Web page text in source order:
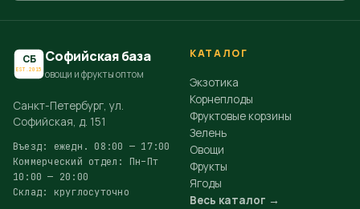
СБ
EST.2015
Софийская база
овощи и фрукты оптом
Санкт-Петербург, ул.
Софийская, д. 151
Въезд: ежедн. 08:00 — 17:00
Коммерческий отдел: Пн–Пт
10:00 — 20:00
Склад: круглосуточно
КАТАЛОГ
Экзотика
Корнеплоды
Фруктовые корзины
Зелень
Овощи
Фрукты
Ягоды
Весь каталог →